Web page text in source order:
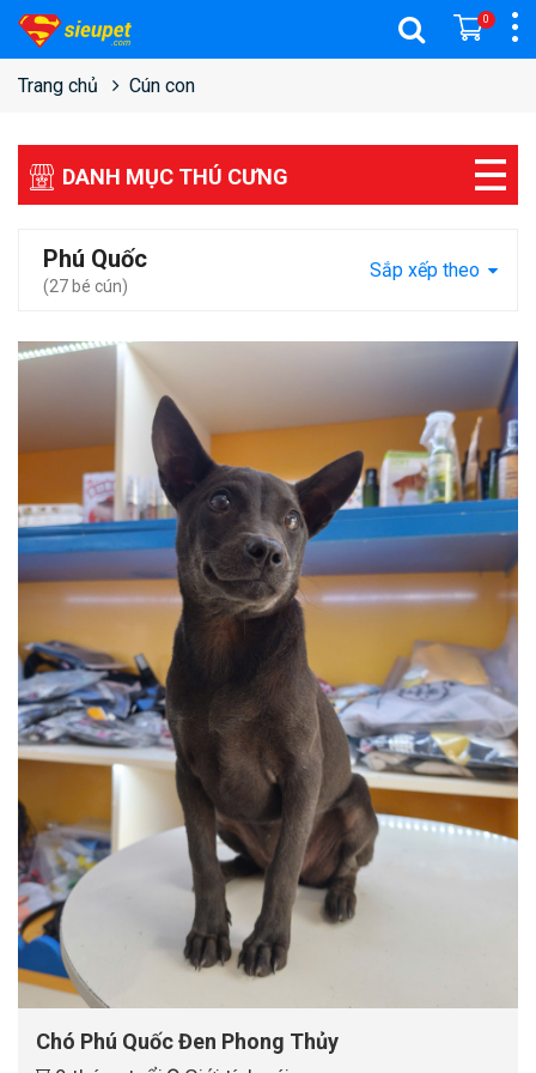
0
Trang chủ Cún con
DANH MỤC THÚ CƯNG
Phú Quốc
(27 bé cún)
Sắp xếp theo
Chó Phú Quốc Đen Phong Thủy
Pages